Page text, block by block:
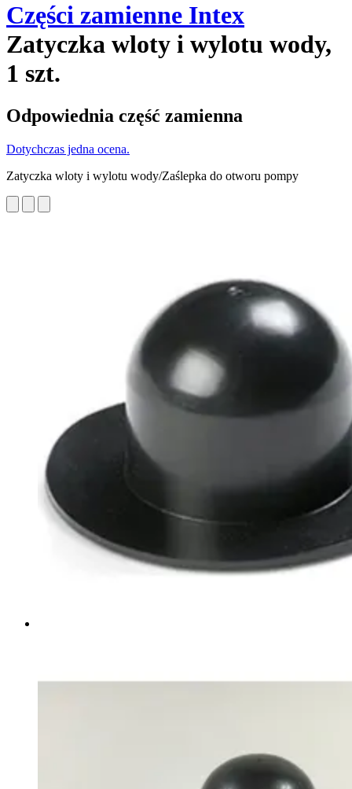
Części zamienne Intex
Zatyczka wloty i wylotu wody,
1 szt.
Odpowiednia część zamienna
Dotychczas jedna ocena.
Zatyczka wloty i wylotu wody/Zaślepka do otworu pompy